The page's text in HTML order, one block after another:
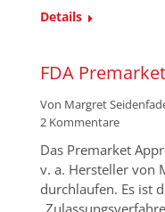
Details
FDA
Von Margret
2 Kommentare
Das Premarket
v. a. Hersteller von
durchlaufen. Es ist